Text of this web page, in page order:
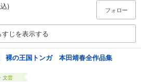
)
フォロー
すじを表示する
裸の王国トンガ 本田靖春全作品集
文芸